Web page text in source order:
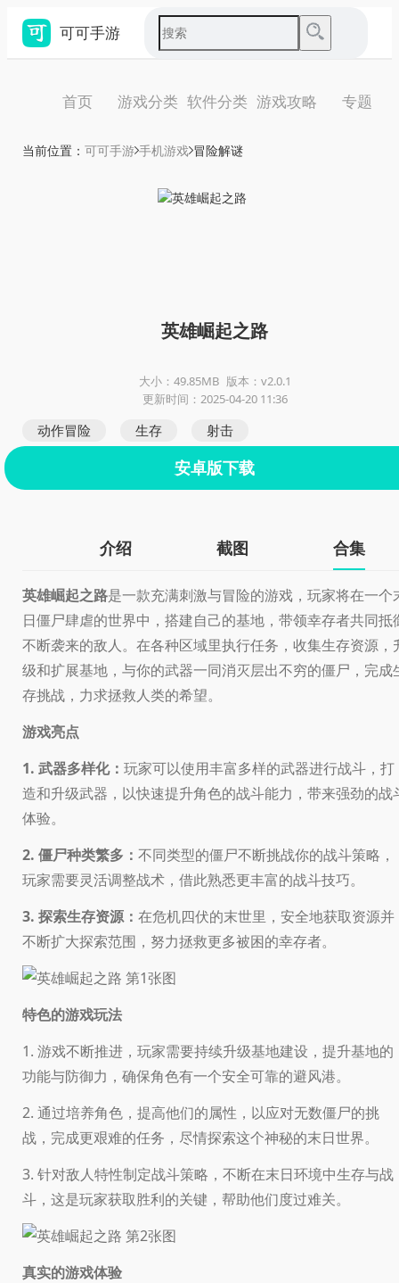
可可手游
首页 游戏分类 软件分类 游戏攻略 专题
当前位置： 可可手游 手机游戏 冒险解谜
英雄崛起之路
大小：49.85MB 版本：v2.0.1
更新时间：2025-04-20 11:36
动作冒险 生存 射击
安卓版下载
介绍 截图 合集
英雄崛起之路是一款充满刺激与冒险的游戏，玩家将在一个
日僵尸肆虐的世界中，搭建自己的基地，带领幸存者共同抵
不断袭来的敌人。在各种区域里执行任务，收集生存资源，
级和扩展基地，与你的武器一同消灭层出不穷的僵尸，完成
存挑战，力求拯救人类的希望。
游戏亮点
1. 武器多样化： 玩家可以使用丰富多样的武器进行战斗，打
造和升级武器，以快速提升角色的战斗能力，带来强劲的战
体验。
2. 僵尸种类繁多： 不同类型的僵尸不断挑战你的战斗策略，
玩家需要灵活调整战术，借此熟悉更丰富的战斗技巧。
3. 探索生存资源： 在危机四伏的末世里，安全地获取资源并
不断扩大探索范围，努力拯救更多被困的幸存者。
特色的游戏玩法
1. 游戏不断推进，玩家需要持续升级基地建设，提升基地的
功能与防御力，确保角色有一个安全可靠的避风港。
2. 通过培养角色，提高他们的属性，以应对无数僵尸的挑
战，完成更艰难的任务，尽情探索这个神秘的末日世界。
3. 针对敌人特性制定战斗策略，不断在末日环境中生存与战
斗，这是玩家获取胜利的关键，帮助他们度过难关。
真实的游戏体验